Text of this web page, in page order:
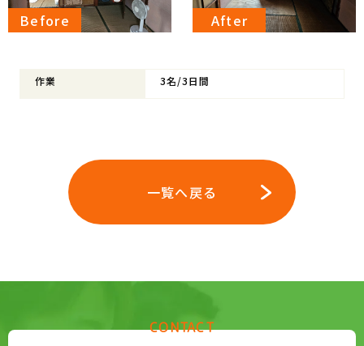
作業 3名/3日間
一覧へ戻る
CONTACT